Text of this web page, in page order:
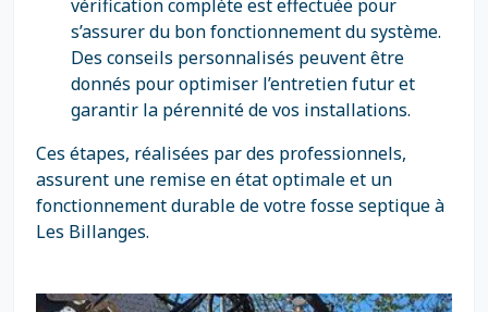
vérification complète est effectuée pour
s’assurer du bon fonctionnement du système.
Des conseils personnalisés peuvent être
donnés pour optimiser l’entretien futur et
garantir la pérennité de vos installations.
Ces étapes, réalisées par des professionnels,
assurent une remise en état optimale et un
fonctionnement durable de votre fosse septique à
Les Billanges.